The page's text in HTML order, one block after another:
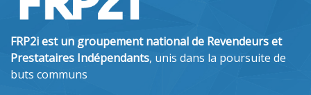
FRP2i est un groupement national de Revendeurs et
Prestataires Indépendants, unis dans la poursuite de
buts communs